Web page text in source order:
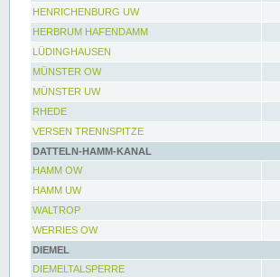
HENRICHENBURG UW
HERBRUM HAFENDAMM
LÜDINGHAUSEN
MÜNSTER OW
MÜNSTER UW
RHEDE
VERSEN TRENNSPITZE
DATTELN-HAMM-KANAL
HAMM OW
HAMM UW
WALTROP
WERRIES OW
DIEMEL
DIEMELTALSPERRE